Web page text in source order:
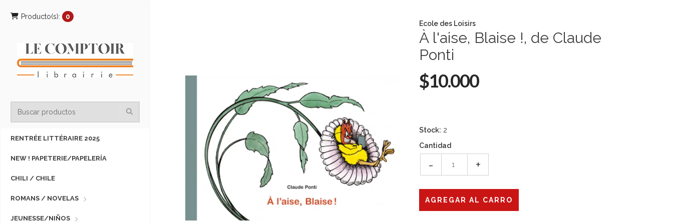
Producto(s): 0
RENTRÉE LITTÉRAIRE 2025
NEW ! PAPETERIE/PAPELERÍA
CHILI / CHILE
ROMANS / NOVELAS
JEUNESSE/NIÑOS
Ecole des Loisirs
À l'aise, Blaise !, de Claude
Ponti
$10.000
Stock: 2
Cantidad
- +